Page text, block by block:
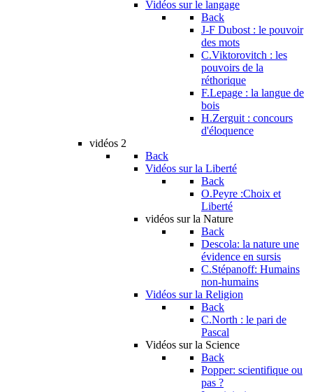
Vidéos sur le langage
Back
J-F Dubost : le pouvoir
des mots
C.Viktorovitch : les
pouvoirs de la
réthorique
F.Lepage : la langue de
bois
H.Zerguit : concours
d'éloquence
vidéos 2
Back
Vidéos sur la Liberté
Back
O.Peyre :Choix et
Liberté
vidéos sur la Nature
Back
Descola: la nature une
évidence en sursis
C.Stépanoff: Humains
non-humains
Vidéos sur la Religion
Back
C.North : le pari de
Pascal
Vidéos sur la Science
Back
Popper: scientifique ou
pas ?